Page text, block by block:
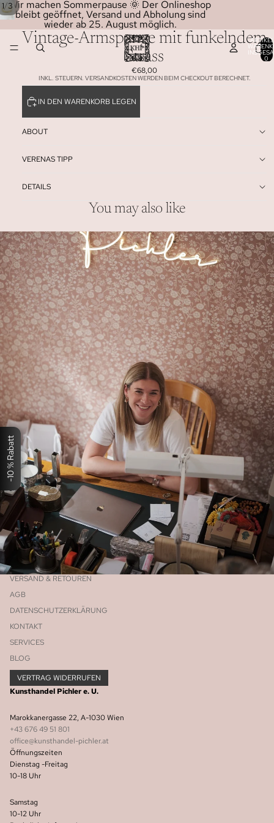
Wir machen Sommerpause 🌞 Der Onlineshop
bleibt geöffnet, Versand und Abholung sind
wieder ab 25. August möglich.
0
1/3
Vintage-Armspange mit funkelndem
Strass
€68,00
INKL. STEUERN. VERSANDKOSTEN WERDEN BEIM CHECKOUT BERECHNET.
IN DEN WARENKORB LEGEN
ABOUT
VERENAS TIPP
DETAILS
You may also like
-10 % Rabatt
VERSAND & RETOUREN
AGB
DATENSCHUTZERKLÄRUNG
KONTAKT
SERVICES
BLOG
VERTRAG WIDERRUFEN
Kunsthandel Pichler e. U.
Marokkanergasse 22, A-1030 Wien
+43 676 49 51 801
office@kunsthandel-pichler.at
Öffnungszeiten
Dienstag -Freitag
10-18 Uhr
Samstag
10-12 Uhr
Widerrufsrecht
Datenschutzerklärung
Versand